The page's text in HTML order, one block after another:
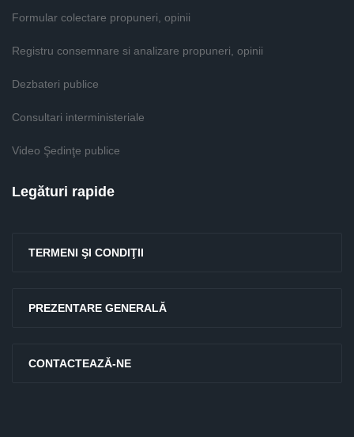
Formular colectare propuneri, opinii
Registru consemnare si analizare propuneri, opinii
Dezbateri publice
Consultari interministeriale
Video Şedinţe publice
Legături rapide
TERMENI ŞI CONDIŢII
PREZENTARE GENERALĂ
CONTACTEAZĂ-NE